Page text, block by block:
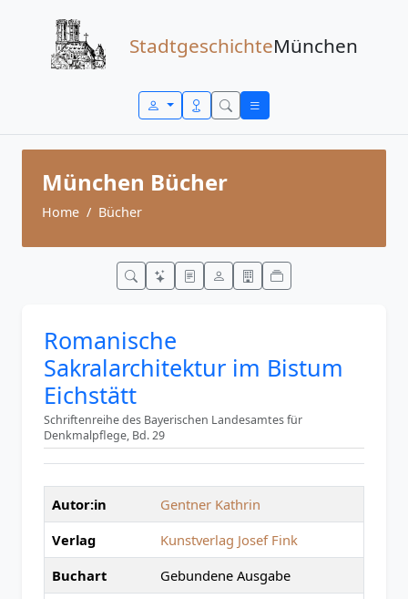
StadtgeschichteMünchen
München Bücher
Home Bücher
Romanische
Sakralarchitektur im Bistum
Eichstätt
Schriftenreihe des Bayerischen Landesamtes für
Denkmalpflege, Bd. 29
Autor:in
Gentner Kathrin
Verlag
Kunstverlag Josef Fink
Buchart
Gebundene Ausgabe